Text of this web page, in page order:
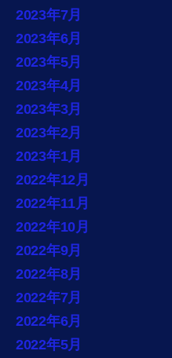
2023年7月
2023年6月
2023年5月
2023年4月
2023年3月
2023年2月
2023年1月
2022年12月
2022年11月
2022年10月
2022年9月
2022年8月
2022年7月
2022年6月
2022年5月